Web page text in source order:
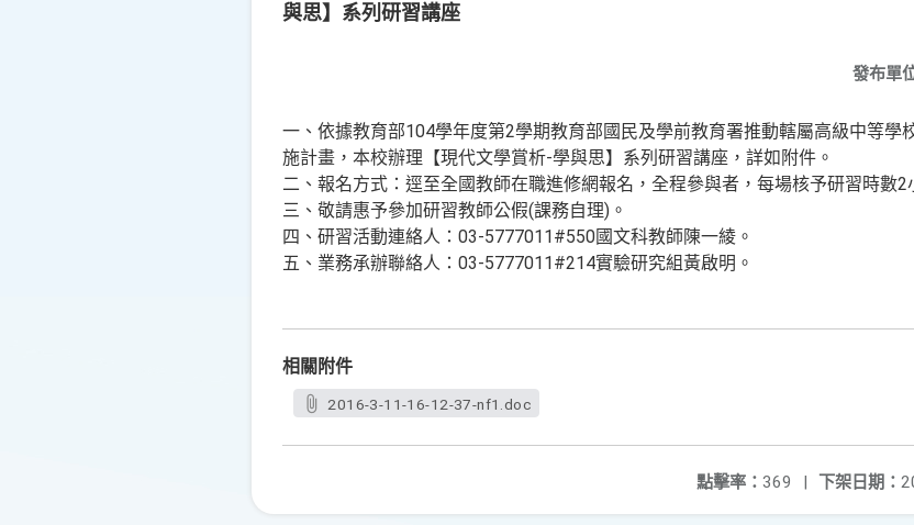
與思】系列研習講座
發布單
一、依據教育部104學年度第2學期教育部國民及學前教育署推動轄屬高級中等學
施計畫，本校辦理【現代文學賞析-學與思】系列研習講座，詳如附件。
二、報名方式：逕至全國教師在職進修網報名，全程參與者，每場核予研習時數2
三、敬請惠予參加研習教師公假(課務自理)。
四、研習活動連絡人：03-5777011#550國文科教師陳一綾。
五、業務承辦聯絡人：03-5777011#214實驗研究組黃啟明。
相關附件
2016-3-11-16-12-37-nf1.doc
下架日期：
點擊率： 369 |